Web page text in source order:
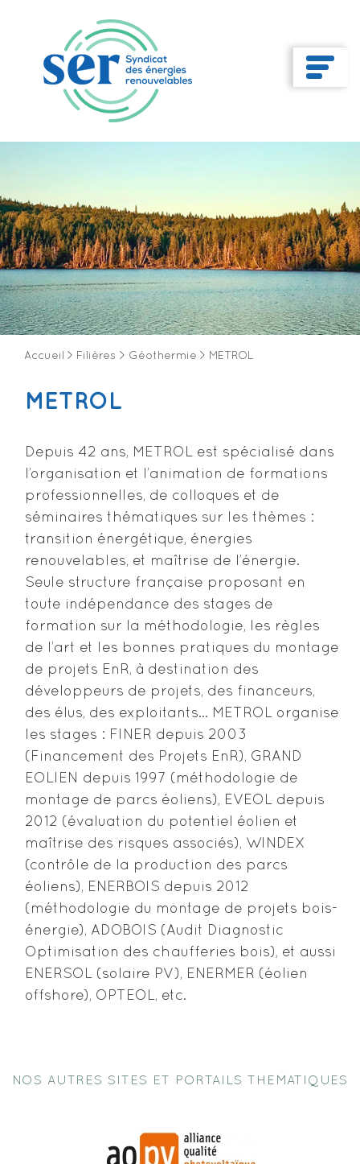
Accueil > Filières > Géothermie > METROL
METROL
Depuis 42 ans, METROL est spécialisé dans
l’organisation et l’animation de formations
professionnelles, de colloques et de
séminaires thématiques sur les thèmes :
transition énergétique, énergies
renouvelables, et maîtrise de l’énergie.
Seule structure française proposant en
toute indépendance des stages de
formation sur la méthodologie, les règles
de l’art et les bonnes pratiques du montage
de projets EnR, à destination des
développeurs de projets, des financeurs,
des élus, des exploitants… METROL organise
les stages : FINER depuis 2003
(Financement des Projets EnR), GRAND
EOLIEN depuis 1997 (méthodologie de
montage de parcs éoliens), EVEOL depuis
2012 (évaluation du potentiel éolien et
maîtrise des risques associés), WINDEX
(contrôle de la production des parcs
éoliens), ENERBOIS depuis 2012
(méthodologie du montage de projets bois-
énergie), ADOBOIS (Audit Diagnostic
Optimisation des chaufferies bois), et aussi
ENERSOL (solaire PV), ENERMER (éolien
offshore), OPTEOL, etc.
NOS AUTRES SITES ET PORTAILS THEMATIQUES